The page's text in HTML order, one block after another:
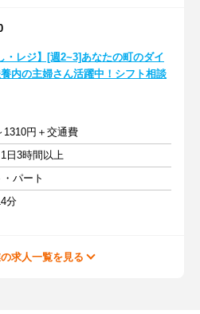
・レジ】[週2~3]あなたの町のダイ
内の主婦さん活躍中！シフト相談
1310円＋交通費
日3時間以上
パート
分
求人一覧を見る